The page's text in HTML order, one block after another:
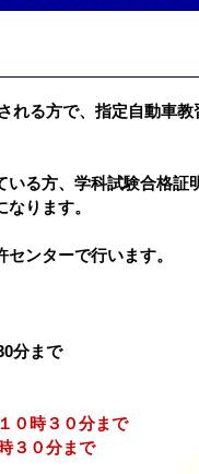
れる方で、指定自動車
る方、学科試験合格証
ります。
ンターで行います。
分まで
０時３０分まで
３０分まで